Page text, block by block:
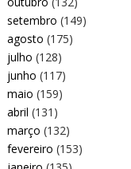
setembro (149)
agosto (175)
julho (128)
junho (117)
maio (159)
abril (131)
março (132)
fevereiro (153)